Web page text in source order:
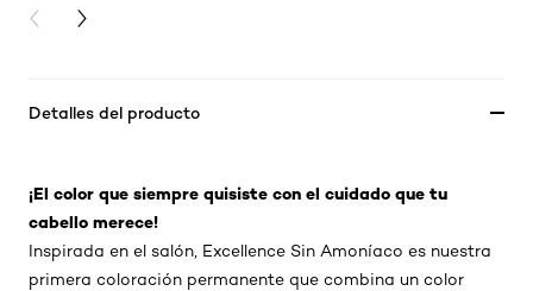
PREVIOUS CARD
NEXT CARD
Detalles del producto
¡El color que siempre quisiste con el cuidado que tu
cabello merece!
Inspirada en el salón, Excellence Sin Amoníaco es nuestra
primera coloración permanente que combina un color